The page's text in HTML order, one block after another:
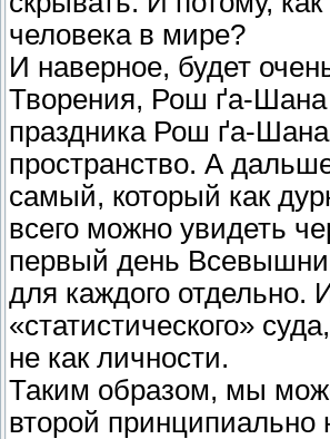
человека в мире?
И наверное, будет
Творения, Рош ґа-Шана
праздника Рош ґа-
пространство. А
самый, который как
всего можно увидеть
первый день
для каждого отдельно.
«статистического»
не как личности.
Таким образом, мы
второй